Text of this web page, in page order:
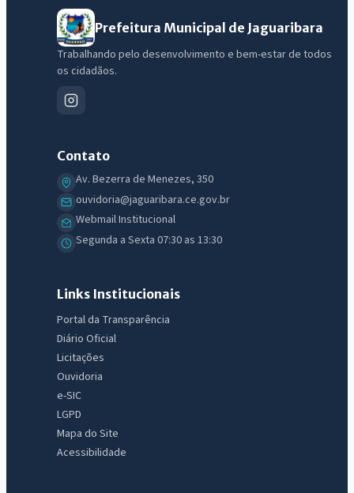
Prefeitura Municipal de Jaguaribara
Trabalhando pelo desenvolvimento e bem-estar de todos
os cidadãos.
Contato
Av. Bezerra de Menezes, 350
ouvidoria@jaguaribara.ce.gov.br
Webmail Institucional
Segunda a Sexta 07:30 as 13:30
Links Institucionais
Portal da Transparência
Diário Oficial
Licitações
Ouvidoria
e-SIC
LGPD
Mapa do Site
Acessibilidade